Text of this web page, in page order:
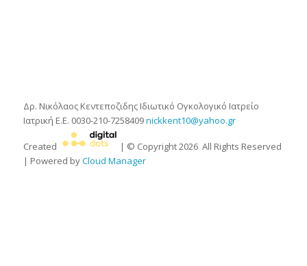
Δρ. Νικόλαος Κεντεποζιδης Ιδιωτικό Ογκολογικό Ιατρείο
Ιατρική Ε.Ε. 0030-210-7258409nickkent10@yahoo.gr
Created | © Copyright2026All Rights Reserved
| Powered byCloud Manager